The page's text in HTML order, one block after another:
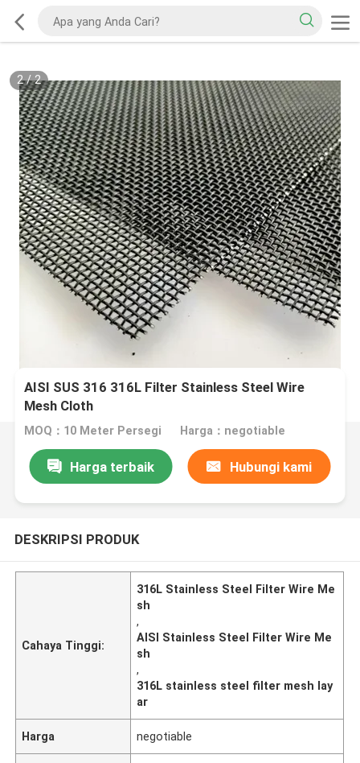
2/2
AISI SUS 316 316L Filter Stainless Steel Wire
Mesh Cloth
MOQ：10 Meter Persegi Harga：negotiable
Harga terbaik Hubungi kami
DESKRIPSI PRODUK
Cahaya Tinggi:
316L Stainless Steel Filter Wire Me
sh
,
AISI Stainless Steel Filter Wire Me
sh
,
316L stainless steel filter mesh lay
ar
Harga negotiable